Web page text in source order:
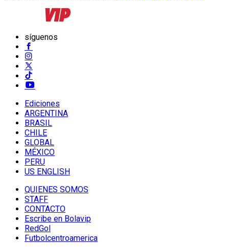
síguenos
Ediciones
ARGENTINA
BRASIL
CHILE
GLOBAL
MÉXICO
PERU
US ENGLISH
QUIENES SOMOS
STAFF
CONTACTO
Escribe en Bolavip
RedGol
Futbolcentroamerica